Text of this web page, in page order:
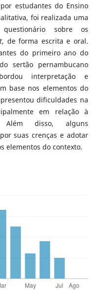
estudantes do Ensino
foi realizada uma
sobre os
, de forma escrita e oral.
do primeiro ano do
sertão pernambucano
interpretação e
base nos elementos do
dificuldades na
em relação à
Além disso, alguns
suas crenças e adotar
elementos do contexto.